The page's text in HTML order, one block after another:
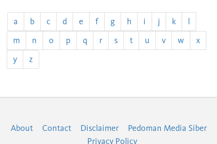
a b c d e f g h i j k
l
m
n o p q r s t u v w
x
y
z
About Contact Disclaimer
Pedoman Media Siber
Privacy Policy